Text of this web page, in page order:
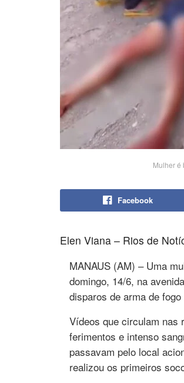
Mulher é
Facebook
Elen Viana – Rios de
MANAUS (AM) – Uma
domingo, 14/6, na
disparos de arma de
Vídeos que circulam nas
ferimentos e intenso
passavam pelo local
realizou os primeiros